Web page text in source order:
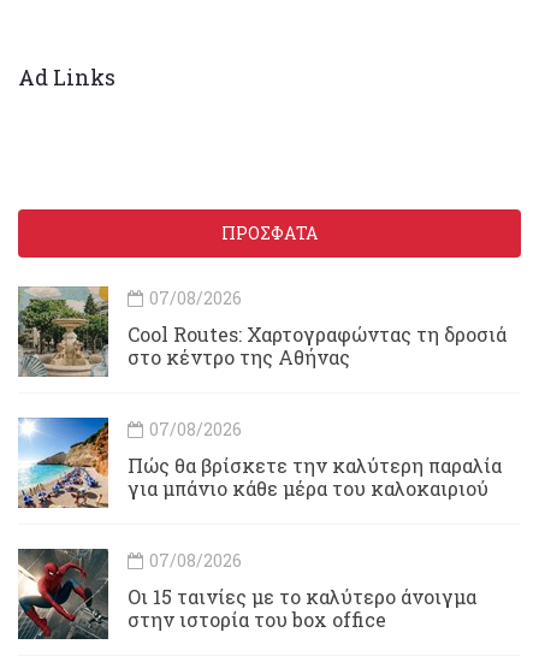
Ad Links
ΠΡΟΣΦΑΤΑ
07/08/2026
Cool Routes: Χαρτογραφώντας τη δροσιά
στο κέντρο της Αθήνας
07/08/2026
Πώς θα βρίσκετε την καλύτερη παραλία
για μπάνιο κάθε μέρα του καλοκαιριού
07/08/2026
Οι 15 ταινίες με το καλύτερο άνοιγμα
στην ιστορία του box office